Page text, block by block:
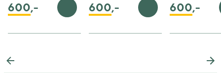
600,- Legg i handlekurv
600,- Legg i handlekurv
600,-
Previous